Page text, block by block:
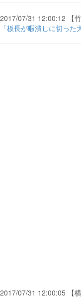
2017/07/31 12:00:12 【
「板長が暇潰しに切っ
2017/07/31 12:00:05 【横